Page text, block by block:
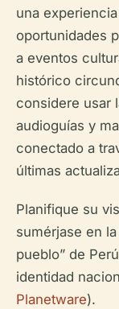
una
oportunidades
a eventos
histórico
considere usar
audioguías y
conectado a
últimas
Planifique su
sumérjase en
pueblo” de
identidad
Planetware).